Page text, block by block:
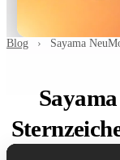
Blog › Sayama